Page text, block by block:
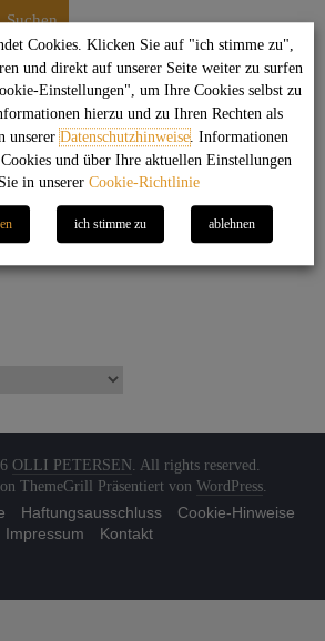
Suchen
auch interessieren
OLLI PETERSEN . All rights reserved.
ThemeGrill Präsentiert von WordPress.
Haftungsausschluss
Cookie-Hinweise
Impressum
Kontakt
Cookies. Klicken Sie auf "ich stimme zu",
und direkt auf unserer Seite weiter zu surfen
Einstellungen", um Ihre Cookies selbst zu
hierzu und zu Ihren Rechten als
unsererDatenschutzhinweise. Informationen
und über Ihre aktuellen Einstellungen
in unserer Cookie-Richtlinie
ich stimme zu ablehnen